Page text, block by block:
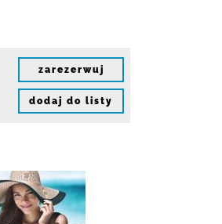
zarezerwuj
dodaj do listy